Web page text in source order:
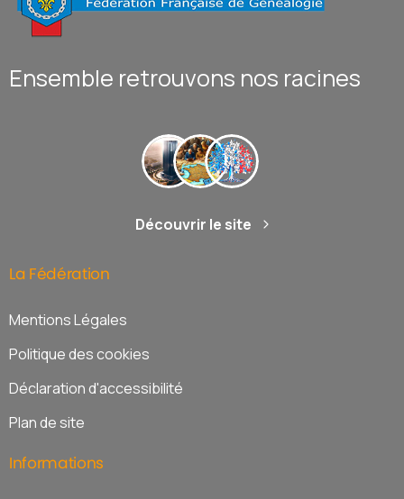
Ensemble retrouvons nos racines
Découvrir le site
La Fédération
Mentions Légales
Politique des cookies
Déclaration d'accessibilité
Plan de site
Informations